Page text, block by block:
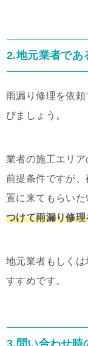
2.地元業者であ
雨漏り修理を依
びましょう。
業者の施工エリ
前提条件ですが
置に来てもらいた
つけて雨漏り修理
地元業者もしく
すすめです。
3.問い合わせ時